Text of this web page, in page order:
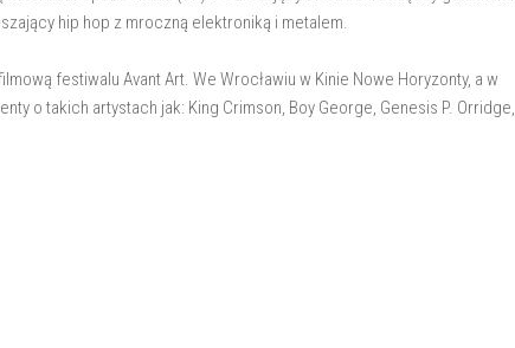
hip hop z mroczną elektroniką i metalem.
festiwalu Avant Art. We Wrocławiu w Kinie Nowe Horyzonty, a w
o takich artystach jak: King Crimson, Boy George, Genesis P. Orridge,